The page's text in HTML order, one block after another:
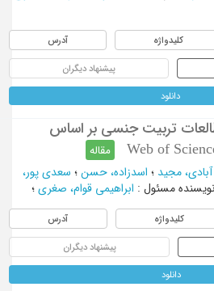
کلیدواژه آدرس
پیشنهاد دیگران
دانلود
تربیت جنسی بر اساس
مقاله
مجید؛ اسدزاده، حسن؛ سعدی پور،
نویسنده مسئول : ابراهیمی قوام، صغری؛
کلیدواژه آدرس
پیشنهاد دیگران
دانلود